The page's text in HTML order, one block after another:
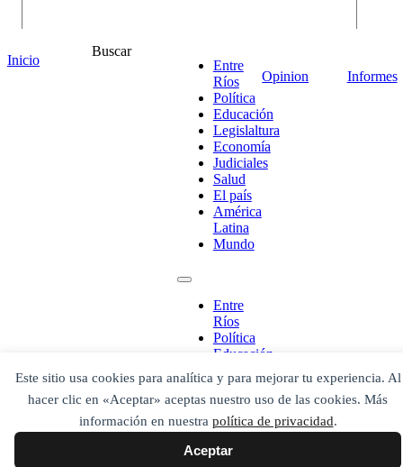
Este sitio usa cookies para analítica y para mejorar tu experiencia. Al
hacer clic en «Aceptar» aceptas nuestro uso de las cookies. Más
información en nuestra política de privacidad.
Aceptar
Inicio
Buscar
Entre
Ríos
Política
Educación
Legislaltura
Economía
Judiciales
Salud
El país
América
Latina
Mundo
Entre
Ríos
Política
Educación
Legislaltura
Economía
Judiciales
Salud
El país
América
Opinion Informes
¡Ponete en contacto!
Escribe aquí abajo lo que desees buscar
O bien prueba
Buscar en el archivo